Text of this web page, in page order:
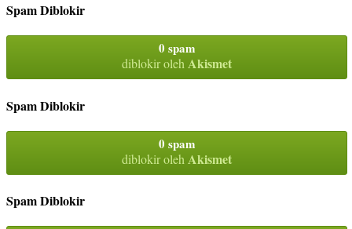
Spam Diblokir
0 spam
diblokir olehAkismet
Spam Diblokir
0 spam
diblokir oleh Akismet
Spam Diblokir